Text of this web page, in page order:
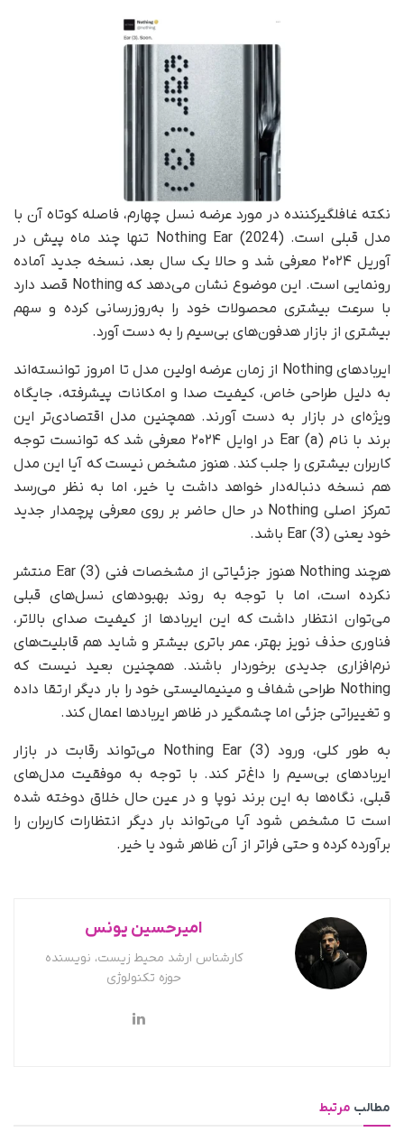
نکته غافلگیرکننده در مورد عرضه نسل چهارم، فاصله کوتاه آن با
مدل قبلی است. Nothing Ear (2024) تنها چند ماه پیش در
آوریل ۲۰۲۴ معرفی شد و حالا یک سال بعد، نسخه جدید آماده
رونمایی است. این موضوع نشان می‌دهد که Nothing قصد دارد
با سرعت بیشتری محصولات خود را به‌روزرسانی کرده و سهم
بیشتری از بازار هدفون‌های بی‌سیم را به دست آورد.
ایربادهای Nothing از زمان عرضه اولین مدل تا امروز توانسته‌اند
به دلیل طراحی خاص، کیفیت صدا و امکانات پیشرفته، جایگاه
ویژه‌ای در بازار به دست آورند. همچنین مدل اقتصادی‌تر این
برند با نام Ear (a) در اوایل ۲۰۲۴ معرفی شد که توانست توجه
کاربران بیشتری را جلب کند. هنوز مشخص نیست که آیا این مدل
هم نسخه دنباله‌دار خواهد داشت یا خیر، اما به نظر می‌رسد
تمرکز اصلی Nothing در حال حاضر بر روی معرفی پرچمدار جدید
خود یعنی Ear (3) باشد.
هرچند Nothing هنوز جزئیاتی از مشخصات فنی Ear (3) منتشر
نکرده است، اما با توجه به روند بهبودهای نسل‌های قبلی
می‌توان انتظار داشت که این ایربادها از کیفیت صدای بالاتر،
فناوری حذف نویز بهتر، عمر باتری بیشتر و شاید هم قابلیت‌های
نرم‌افزاری جدیدی برخوردار باشند. همچنین بعید نیست که
Nothing طراحی شفاف و مینیمالیستی خود را بار دیگر ارتقا داده
و تغییراتی جزئی اما چشمگیر در ظاهر ایربادها اعمال کند.
به طور کلی، ورود Nothing Ear (3) می‌تواند رقابت در بازار
ایربادهای بی‌سیم را داغ‌تر کند. با توجه به موفقیت مدل‌های
قبلی، نگاه‌ها به این برند نوپا و در عین حال خلاق دوخته شده
است تا مشخص شود آیا می‌تواند بار دیگر انتظارات کاربران را
برآورده کرده و حتی فراتر از آن ظاهر شود یا خیر.
امیرحسین یونس
کارشناس ارشد محیط زیست، نویسنده
حوزه تکنولوژی
مطالب مرتبط